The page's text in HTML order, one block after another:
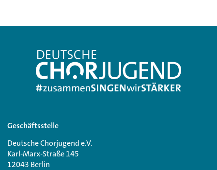
Geschäftsstelle
Deutsche Chorjugend e.V.
Karl-Marx-Straße 145
12043 Berlin